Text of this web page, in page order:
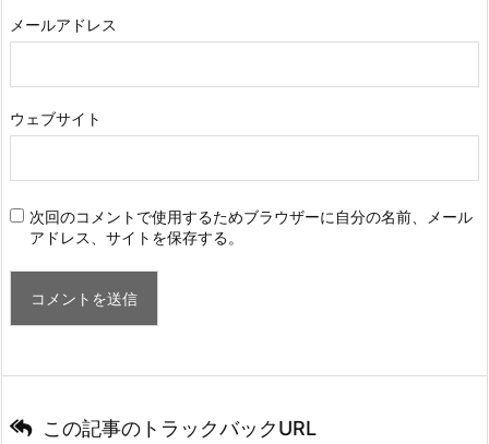
メールアドレス
ウェブサイト
次回のコメントで使用するためブラウザーに自分の名前、メール
アドレス、サイトを保存する。
この記事のトラックバックURL